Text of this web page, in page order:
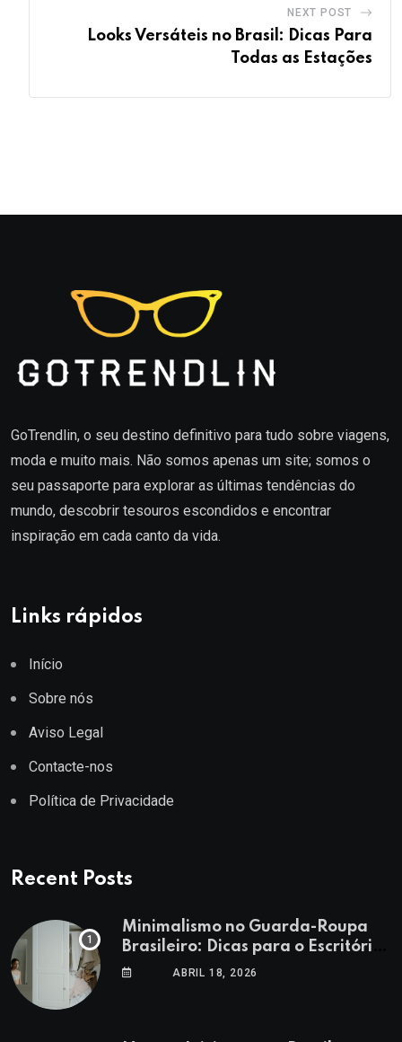
NEXT POST
Looks Versáteis no Brasil: Dicas Para
Todas as Estações
GoTrendlin, o seu destino definitivo para tudo sobre viagens,
moda e muito mais. Não somos apenas um site; somos o
seu passaporte para explorar as últimas tendências do
mundo, descobrir tesouros escondidos e encontrar
inspiração em cada canto da vida.
Links rápidos
Início
Sobre nós
Aviso Legal
Contacte-nos
Política de Privacidade
Recent Posts
Minimalismo no Guarda-Roupa
Brasileiro: Dicas para o Escritório
e LazerABRIL 18, 2026